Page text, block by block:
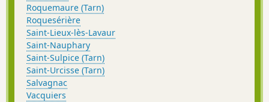
Roquemaure (Tarn)
Roquesérière
Saint-Lieux-lès-Lavaur
Saint-Nauphary
Saint-Sulpice (Tarn)
Saint-Urcisse (Tarn)
Salvagnac
Vacquiers